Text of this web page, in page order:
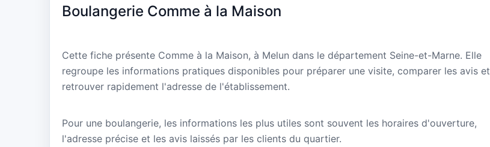
Boulangerie Comme à la Maison
Cette fiche présente Comme à la Maison, à Melun dans le département Seine-et-Marne. Elle
regroupe les informations pratiques disponibles pour préparer une visite, comparer les avis et
retrouver rapidement l'adresse de l'établissement.
Pour une boulangerie, les informations les plus utiles sont souvent les horaires d'ouverture,
l'adresse précise et les avis laissés par les clients du quartier.